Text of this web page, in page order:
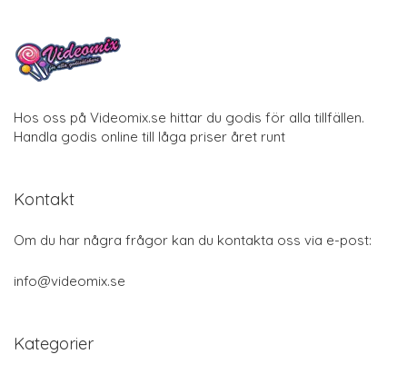
Hos oss på Videomix.se hittar du godis för alla tillfällen.
Handla godis online till låga priser året runt
Kontakt
Om du har några frågor kan du kontakta oss via e-post:
info@videomix.se
Kategorier